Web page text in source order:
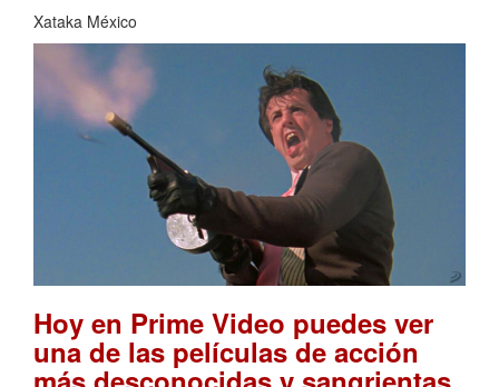
Xataka México
Hoy en Prime Video puedes ver
una de las películas de acción